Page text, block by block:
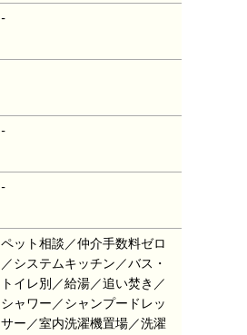
-
-
-
ペット相談／仲介手数料ゼロ
／システムキッチン／バス・
トイレ別／給湯／追い焚き／
シャワー／シャンプードレッ
サー／室内洗濯機置場／洗濯